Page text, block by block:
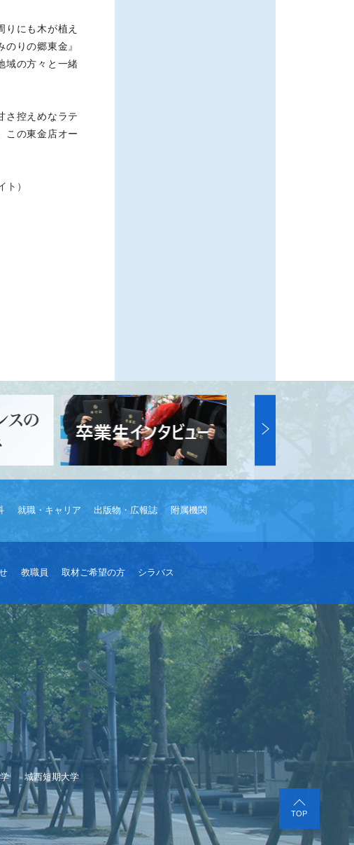
りにも木が植え
りの郷東金』
域の方々と一緒
さ控えめなラテ
この東金店オー
ト）
TOP
就職・キャリア 出版物・広報誌 附属機関
教職員 取材ご希望の方 シラバス
城西短期大学